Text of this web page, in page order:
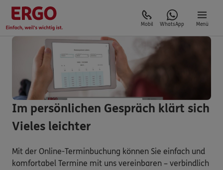
Mobil WhatsApp Menü
Im persönlichen Gespräch klärt sich
Vieles leichter
Mit der Online-Terminbuchung können Sie einfach und
komfortabel Termine mit uns vereinbaren – verbindlich